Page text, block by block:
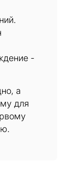
-
а
для